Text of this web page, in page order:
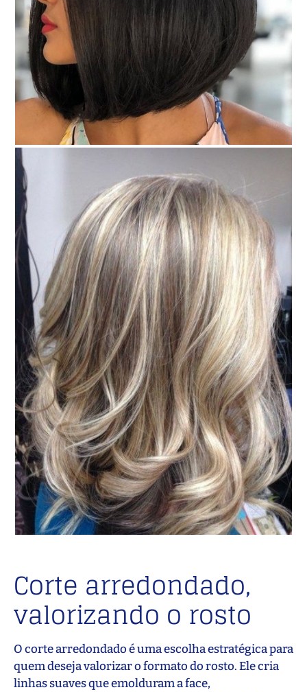
Corte arredondado,
valorizando o rosto
O corte arredondado é uma escolha estratégica para
quem deseja valorizar o formato do rosto. Ele cria
linhas suaves que emolduram a face,